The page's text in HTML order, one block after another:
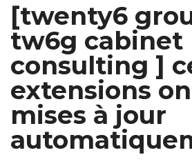
[twenty6
tw6g cabinet
consulting ]
extensions
mises à jour